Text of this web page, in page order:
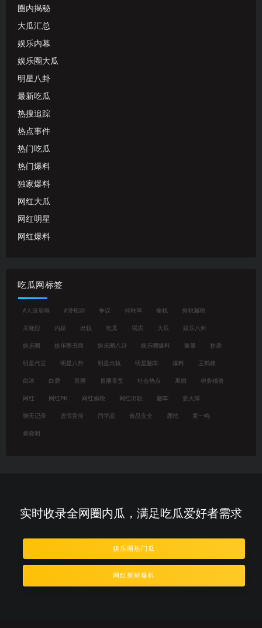
圈内揭秘
大瓜汇总
娱乐内幕
娱乐圈大瓜
明星八卦
最新吃瓜
热搜追踪
热点事件
热门吃瓜
热门爆料
独家爆料
网红大瓜
网红明星
网红爆料
吃瓜网标签
#人设崩塌 #潜规则 争议 何秋亊 偷税 偷税漏税
关晓彤 内娱 出轨 吃瓜 塌房 大瓜 娱乐八卦
娱乐圈 娱乐圈丑闻 娱乐圈八卦 娱乐圈爆料 家暴 抄袭
明星代言 明星八卦 明星出轨 明星翻车 爆料 王鹤棣
白冰 白鹿 直播 直播带货 社会热点 离婚 税务稽查
网红 网红PK 网红偷税 网红出轨 翻车 耍大牌
聊天记录 虚假宣传 闫学晶 食品安全 鹿晗 黄一鸣
黄晓明
实时收录全网圈内瓜，满足吃瓜爱好者需求
娱乐圈热门瓜
网红新鲜爆料